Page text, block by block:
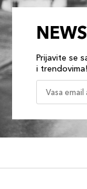
Prijavite se
i trendovima!